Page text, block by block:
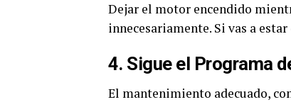
Dejar el motor encendido
innecesariamente. Si vas a
4. Sigue el Programa
El mantenimiento adecuado,